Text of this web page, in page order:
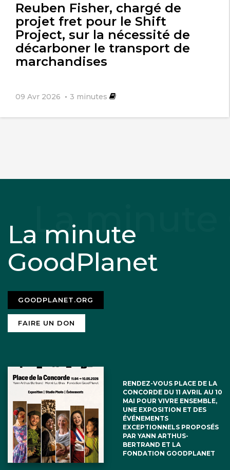
Reuben Fisher, chargé de
projet fret pour le Shift
Project, sur la nécessité de
décarboner le transport de
marchandises
09 Avr 2026 3 minutes
La minute
GoodPlanet
GOODPLANET.ORG
FAIRE UN DON
RENDEZ-VOUS PLACE DE LA
CONCORDE DU 11 AVRIL AU 10
MAI POUR VIVRE ENSEMBLE,
UNE EXPOSITION ET DES
ÉVÉNEMENTS
EXCEPTIONNELS PROPOSÉS
PAR YANN ARTHUS-
BERTRAND ET LA
FONDATION GOODPLANET